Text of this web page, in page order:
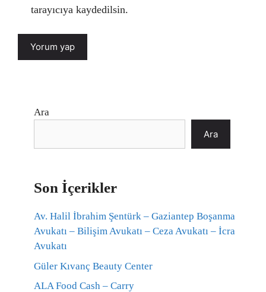
tarayıcıya kaydedilsin.
Ara
Ara
Son İçerikler
Av. Halil İbrahim Şentürk – Gaziantep Boşanma
Avukatı – Bilişim Avukatı – Ceza Avukatı – İcra
Avukatı
Güler Kıvanç Beauty Center
ALA Food Cash – Carry